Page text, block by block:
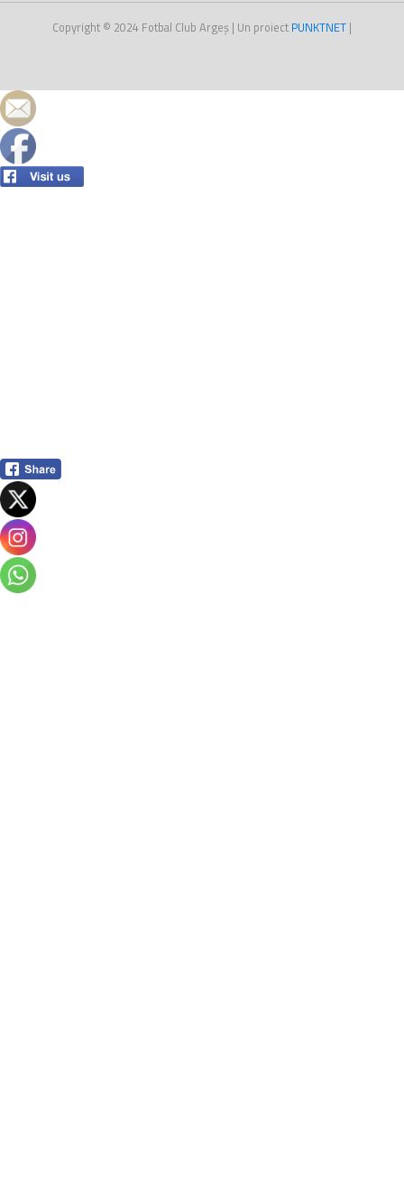
Copyright © 2024 Fotbal Club Argeș | Un proiect PUNKTNET |